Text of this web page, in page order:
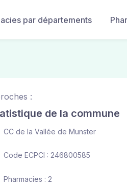
par départements
:
de la commune
CC de la Vallée de Munster
Code ECPCI : 246800585
Pharmacies : 2